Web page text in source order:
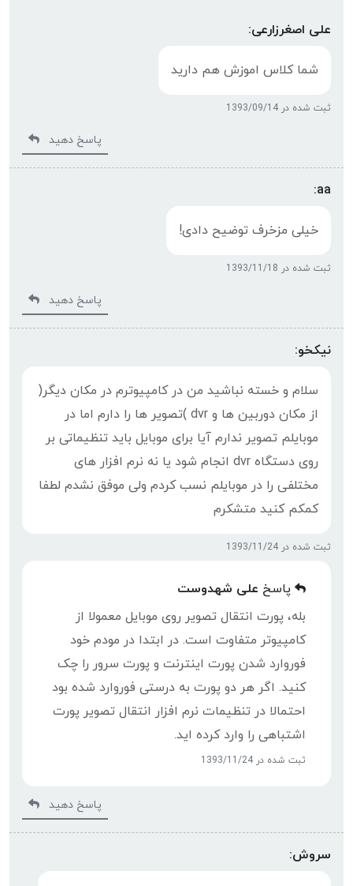
علی اصغرزارعی:
شما کلاس اموزش هم دارید
ثبت شده در 1393/09/14
پاسخ دهید
aa:
خیلی مزخرف توضیح دادی!
ثبت شده در 1393/11/18
پاسخ دهید
نیکخو:
سلام و خسته نباشید من در کامپیوترم در مکان دیگر(
از مکان دوربین ها و dvr )تصویر ها را دارم اما در
موبایلم تصویر ندارم آیا برای موبایل باید تنظیماتی بر
روی دستگاه dvr انجام شود یا نه نرم افزار های
مختلفی را در موبایلم نسب کردم ولی موفق نشدم لطفا
کمکم کنید متشکرم
ثبت شده در 1393/11/24
پاسخ علی شهدوست
بله، پورت انتقال تصویر روی موبایل معمولا از
کامپیوتر متفاوت است. در ابتدا در مودم خود
فوروارد شدن پورت اینترنت و پورت سرور را چک
کنید. اگر هر دو پورت به درستی فوروارد شده بود
احتمالا در تنظیمات نرم افزار انتقال تصویر پورت
اشتباهی را وارد کرده اید.
ثبت شده در 1393/11/24
پاسخ دهید
سروش: